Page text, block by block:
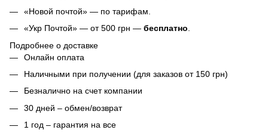
«Новой почтой» — по тарифам.
«Укр Почтой» — от 500 грн — бесплатно
Подробнее о доставке
Онлайн оплата
Наличными при получении (для заказов от 150 грн)
Безналично на счет компании
30 дней – обмен/возврат
1 год – гарантия на все